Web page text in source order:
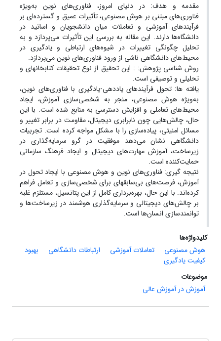
مقدمه و هدف: در دنیای امروز، فناوری‌های نوین به‌ویژه
فناوری‌های مبتنی بر هوش مصنوعی، تأثیرات عمیق و گسترده‌ای بر
فرآیندهای آموزشی و تعاملات میان دانشجویان و اساتید در
دانشگاه‌ها دارند. این مقاله به بررسی این تأثیرات می‌پردازد و به
تحلیل چگونگی تغییرات در شیوه‌های ارتباطی و یادگیری در
محیط‌های دانشگاهی ناشی از ورود فناوری‌های نوین می‌پردازد.
روش شناسی پژوهش: : این تحقیق از نوع تحقیقات کتابخانهای و
تحلیلی و توصیفی است.
یافته ها: تحول فرآیندهای یاددهی-یادگیری با فناوری‌های نوین،
به‌ویژه هوش مصنوعی، منجر به شخصی‌سازی آموزش، ایجاد
محیط‌های تعاملی و افزایش دسترسی به منابع شده است. با این
حال، چالش‌هایی چون نابرابری دیجیتال، مقاومت در برابر تغییر و
مسائل امنیتی، پیاده‌سازی را با مشکل مواجه کرده است. تجربیات
دانشگاهی نشان می‌دهد موفقیت در گرو سرمایه‌گذاری در
زیرساخت، آموزش مهارت‌های دیجیتال و ایجاد فرهنگ سازمانی
حمایت‌کننده است.
نتیجه گیری: فناوری‌های نوین و هوش مصنوعی با ایجاد تحول در
آموزش، فرصت‌های بی‌سابقهای برای شخصی‌سازی و تعامل فراهم
کرده‌اند. با این حال، بهره‌برداری کامل از این پتانسیل، مستلزم غلبه
بر چالش‌های دیجیتالی و سرمایه‌گذاری هوشمند در زیرساخت‌ها و
توانمندسازی انسان‌ها است.
کلیدواژه‌ها
هوش مصنوعی
تعاملات آموزشی ارتباطات دانشگاهی
بهبود
کیفیت یادگیری
موضوعات
آموزش در آموزش عالی